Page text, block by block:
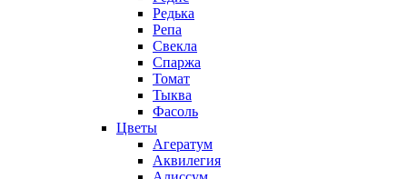
Редька
Репа
Свекла
Спаржа
Томат
Тыква
Фасоль
Цветы
Агератум
Аквилегия